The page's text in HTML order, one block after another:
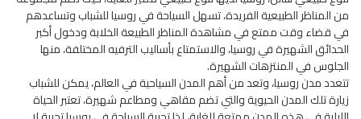
من المناظر الطبيعية الفريدة، تسهل السياحة في روسيا للشباب وتساعدهم
في قضاء وقت ممتع في مشاهدة المناظر الطبيعة الخلابة ودخول أكبر
الحدائق الشهيرة في روسيا، والاستمتاع بأساليب الترفيه المختلفة، منها
الجلوس في المنتزهات الشهيرة.
تتعدد مدن روسيا، وتعد من أهم المدن السياحية في العالم، يمكن للشباب
زيارة تلك المدن الحيوية والتي تضم مقاهي ومطاعم شهيرة، تعتبر الحياة